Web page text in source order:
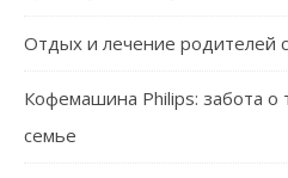
Отдых и лечение родителей
Кофемашина Philips: забота о
семье